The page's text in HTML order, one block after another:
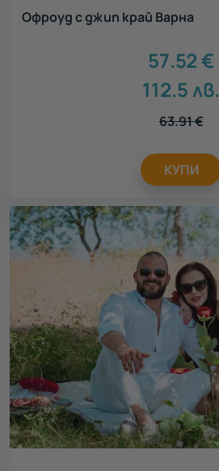
Офроуд с джип край Варна
57.52€
112.5лв.
63.91€
КУПИ